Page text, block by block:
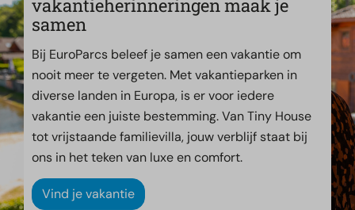
vakantieherinneringen maak je
samen
Bij EuroParcs beleef je samen een vakantie om
nooit meer te vergeten. Met vakantieparken in
diverse landen in Europa, is er voor iedere
vakantie een juiste bestemming. Van Tiny House
tot vrijstaande familievilla, jouw verblijf staat bij
ons in het teken van luxe en comfort.
Vind je vakantie